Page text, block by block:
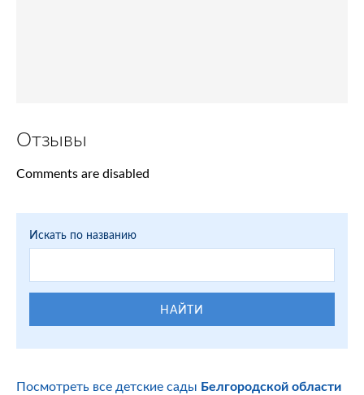
Отзывы
Comments are disabled
Искать по названию
НАЙТИ
Посмотреть все детские сады Белгородской области